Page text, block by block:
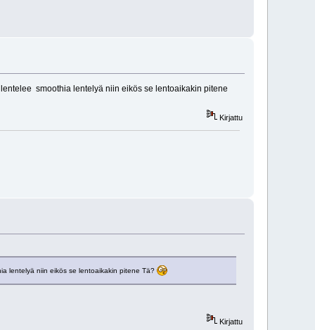
smoothia lentelyä niin eikös se lentoaikakin pitene
Kirjattu
lentelyä niin eikös se lentoaikakin pitene Tä?
Kirjattu